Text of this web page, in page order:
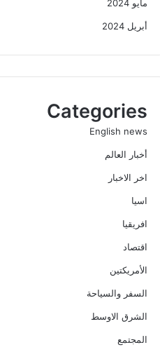
مايو 2024
أبريل 2024
Categories
English news
أخبار العالم
اخر الاخبار
اسيا
افريقيا
اقتصاد
الأمريكتين
السفر والسياحة
الشرق الاوسط
المجتمع